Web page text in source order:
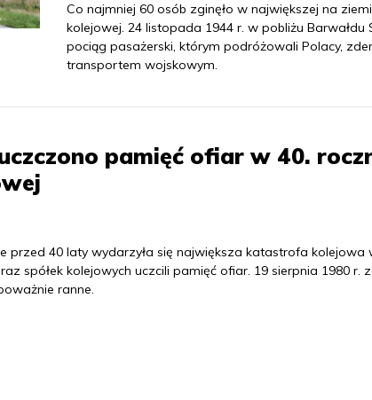
Co najmniej 60 osób zginęło w największej na
kolejowej. 24 listopada 1944 r. w pobliżu Barwałdu
pociąg pasażerski, którym podróżowali Polacy,
transportem wojskowym.
pamięć ofiar w 40.
przed 40 laty wydarzyła się największa katastrofa kolejowa
spółek kolejowych uczcili pamięć ofiar. 19 sierpnia 1980 r.
ranne.